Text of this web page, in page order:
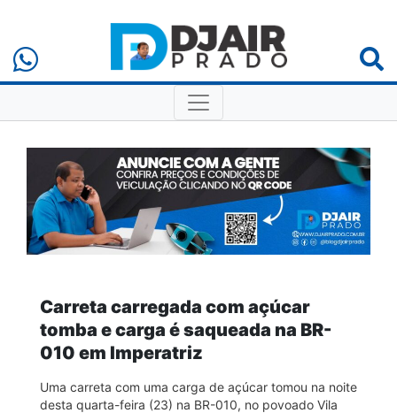
Carreta carregada com açúcar
tomba e carga é saqueada na BR-
010 em Imperatriz
Uma carreta com uma carga de açúcar tomou na noite
desta quarta-feira (23) na BR-010, no povoado Vila